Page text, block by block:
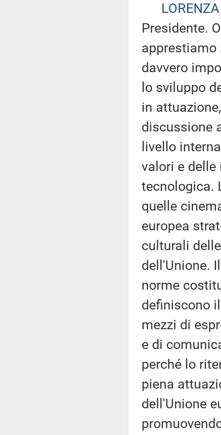
Presidente.
apprestiamo
davvero
lo sviluppo
in
discussione
livello
valori e
tecnologica.
quelle
europea
culturali
dell'Unione.
norme
definiscono
mezzi di
e di
perché lo
piena
dell'Unione